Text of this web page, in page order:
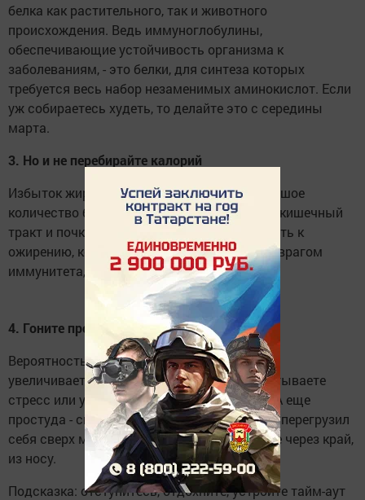
белка как растительного, так и животного
происхождения. Ведь иммуноглобулины,
обеспечивающие устойчивость организма к
заболеваниям, - это белки, для синтеза которых
требуется весь набор незаменимых аминокислот. Если
уж собираетесь худеть, то делайте это с середины
марта.
3. Но и не перебирайте калорий
Избыток жиров подавляет иммунитет. Большое
количество белков перегружает желудочно-кишечный
тракт и почки. Излишки сахаров - прямой путь к
ожирению, которое является еще большим врагом
иммунитета, чем чрезмерная худоба.
4. Гоните прочь плохие эмоции
Вероятность подхватить простуду и грипп
увеличивается многократно, если вы испытываете
стресс или у вас подавленное настроение. А еще
простуда - свидетельство того, что человек перегрузил
себя сверх меры, вот и льется все ненужное через край,
из носу.
Подсказка: отступитесь, отдохните, устройте тайм-аут